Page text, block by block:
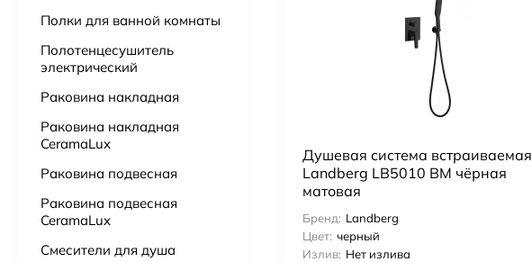
Душевая система встраиваемая
Landberg LB5010 BM чёрная
матовая
Бренд: Landberg
Цвет: черный
Излив: Нет излива
19 900₽
15 725₽
Полки для ванной комнаты
Полотенцесушитель
электрический
Раковина накладная
Раковина накладная
CeramaLux
Раковина подвесная
Раковина подвесная
CeramaLux
Смесители для душа